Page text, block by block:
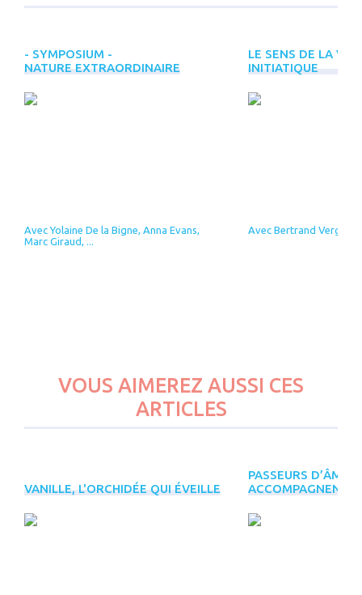
- SYMPOSIUM -
NATURE EXTRAORDINAIRE
Avec Yolaine De la Bigne, Anna Evans,
Marc Giraud, ...
LE SENS DE LA
INITIATIQUE
Avec Bertrand Vergely
PLUS
D'ÉVÈNEMENTS
VOUS AIMEREZ AUSSI CES
ARTICLES
VANILLE, L'ORCHIDÉE QUI ÉVEILLE
PASSEURS
ACCOMPAGNENT